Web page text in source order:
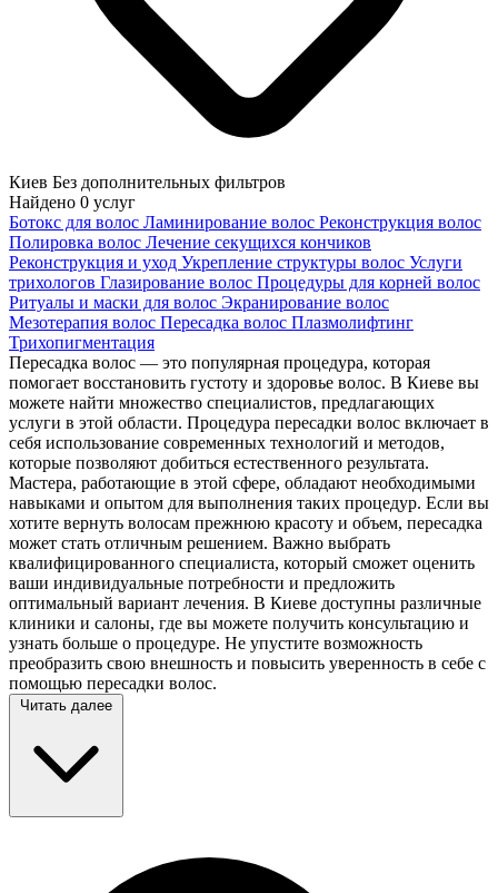
Киев Без дополнительных фильтров
Найдено 0 услуг
Ботокс для волос Ламинирование волос Реконструкция волос
Полировка волос Лечение секущихся кончиков
Реконструкция и уход Укрепление структуры волос Услуги
трихологов Глазирование волос Процедуры для корней волос
Ритуалы и маски для волос Экранирование волос
Мезотерапия волос Пересадка волос Плазмолифтинг
Трихопигментация
Пересадка волос — это популярная процедура, которая
помогает восстановить густоту и здоровье волос. В Киеве вы
можете найти множество специалистов, предлагающих
услуги в этой области. Процедура пересадки волос включает в
себя использование современных технологий и методов,
которые позволяют добиться естественного результата.
Мастера, работающие в этой сфере, обладают необходимыми
навыками и опытом для выполнения таких процедур. Если вы
хотите вернуть волосам прежнюю красоту и объем, пересадка
может стать отличным решением. Важно выбрать
квалифицированного специалиста, который сможет оценить
ваши индивидуальные потребности и предложить
оптимальный вариант лечения. В Киеве доступны различные
клиники и салоны, где вы можете получить консультацию и
узнать больше о процедуре. Не упустите возможность
преобразить свою внешность и повысить уверенность в себе с
помощью пересадки волос.
Читать далее